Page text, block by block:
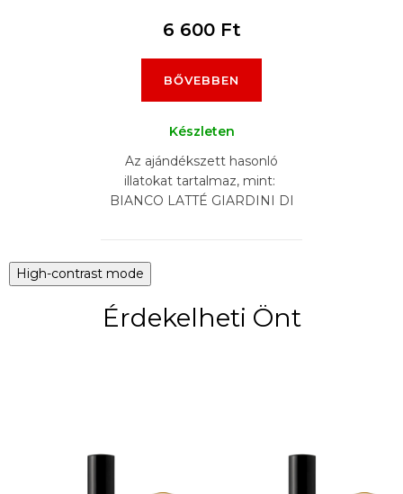
6 600 Ft
BŐVEBBEN
Készleten
Az ajándékszett hasonló
illatokat tartalmaz, mint:
BIANCO LATTÉ GIARDINI DI
High-contrast mode
Érdekelheti Önt